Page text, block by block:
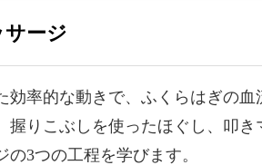
む方にもおすすめです。
、リラックスしながらやってみ
ージ
効率的な動きで、ふくらはぎの血
握りこぶしを使ったほぐし、叩き
の3つの工程を学びます。